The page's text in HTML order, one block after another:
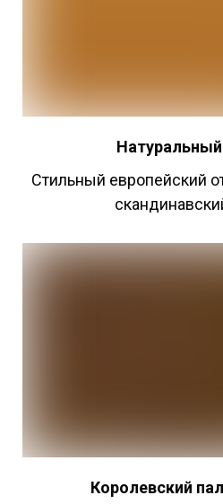
Натуральный
Стильный европейский
Королевский